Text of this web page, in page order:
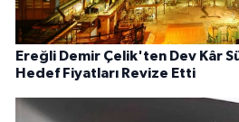
Ereğli Demir Çelik'ten Dev Kâr
Hedef Fiyatları Revize Etti